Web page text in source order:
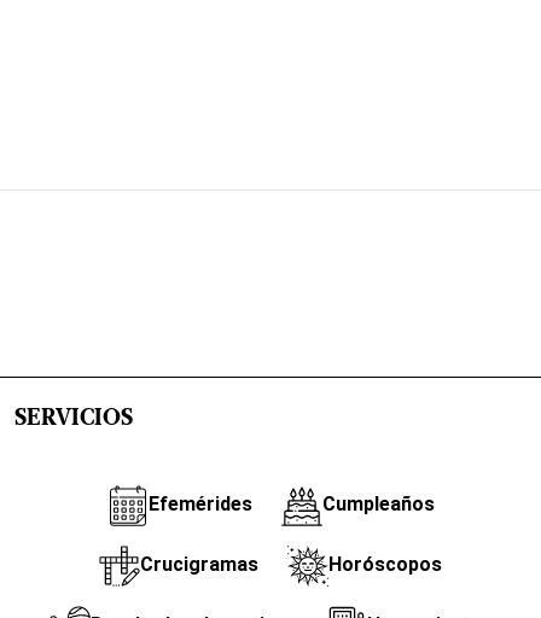
SERVICIOS
Efemérides Cumpleaños
Crucigramas Horóscopos